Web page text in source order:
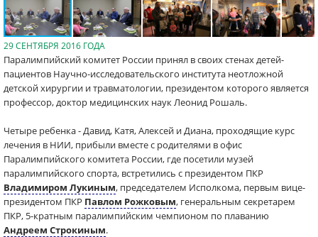
29 СЕНТЯБРЯ 2016 ГОДА
Паралимпийский комитет России принял в своих стенах детей-
пациентов Научно-исследовательского института неотложной
детской хирургии и травматологии, президентом которого является
профессор, доктор медицинских наук Леонид Рошаль.
Четыре ребенка - Давид, Катя, Алексей и Диана, проходящие курс
лечения в НИИ, прибыли вместе с родителями в офис
Паралимпийского комитета России, где посетили музей
паралимпийского спорта, встретились с президентом ПКР
Владимиром Лукиным, председателем Исполкома, первым вице-
президентом ПКР Павлом Рожковым, генеральным секретарем
ПКР, 5-кратным паралимпийским чемпионом по плаванию
Андреем Строкиным.